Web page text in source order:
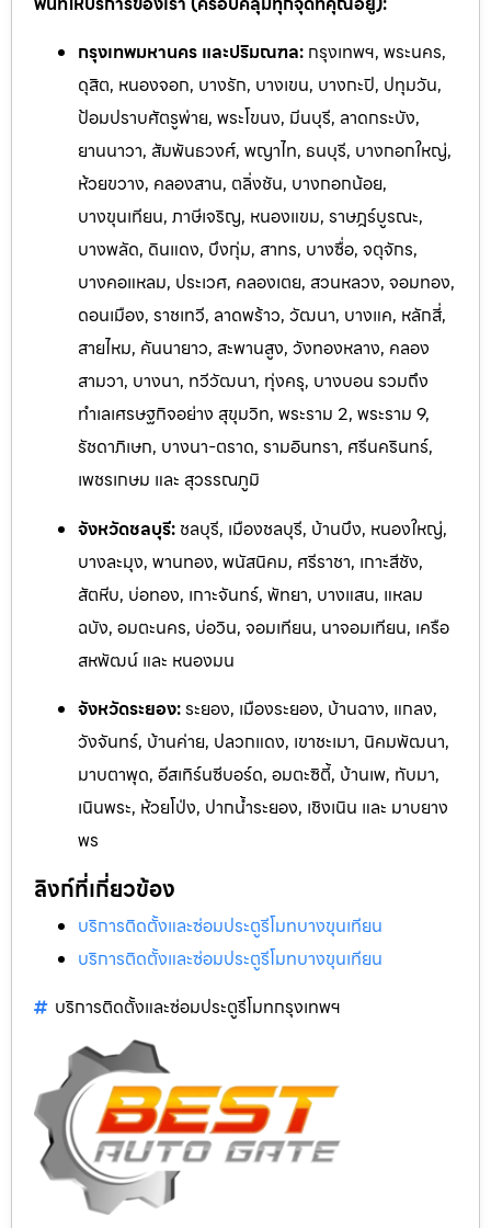
กรุงเทพมหานคร และปริมณฑล: กรุงเทพฯ, พระนคร,
ดุสิต, หนองจอก, บางรัก, บางเขน, บางกะปิ, ปทุมวัน,
ป้อมปราบศัตรูพ่าย, พระโขนง, มีนบุรี, ลาดกระบัง,
ยานนาวา, สัมพันธวงศ์, พญาไท, ธนบุรี, บางกอกใหญ่,
ห้วยขวาง, คลองสาน, ตลิ่งชัน, บางกอกน้อย,
บางขุนเทียน, ภาษีเจริญ, หนองแขม, ราษฎร์บูรณะ,
บางพลัด, ดินแดง, บึงกุ่ม, สาทร, บางซื่อ, จตุจักร,
บางคอแหลม, ประเวศ, คลองเตย, สวนหลวง, จอมทอง,
ดอนเมือง, ราชเทวี, ลาดพร้าว, วัฒนา, บางแค, หลักสี่,
สายไหม, คันนายาว, สะพานสูง, วังทองหลาง, คลอง
สามวา, บางนา, ทวีวัฒนา, ทุ่งครุ, บางบอน รวมถึง
ทำเลเศรษฐกิจอย่าง สุขุมวิท, พระราม 2, พระราม 9,
รัชดาภิเษก, บางนา-ตราด, รามอินทรา, ศรีนครินทร์,
เพชรเกษม และ สุวรรณภูมิ
จังหวัดชลบุรี: ชลบุรี, เมืองชลบุรี, บ้านบึง, หนองใหญ่,
บางละมุง, พานทอง, พนัสนิคม, ศรีราชา, เกาะสีชัง,
สัตหีบ, บ่อทอง, เกาะจันทร์, พัทยา, บางแสน, แหลม
ฉบัง, อมตะนคร, บ่อวิน, จอมเทียน, นาจอมเทียน, เครือ
สหพัฒน์ และ หนองมน
จังหวัดระยอง:ระยอง, เมืองระยอง, บ้านฉาง, แกลง,
วังจันทร์, บ้านค่าย, ปลวกแดง, เขาชะเมา, นิคมพัฒนา,
มาบตาพุด, อีสเทิร์นซีบอร์ด, อมตะซิตี้, บ้านเพ, ทับมา,
เนินพระ, ห้วยโป่ง, ปากน้ำระยอง, เชิงเนิน และ มาบยาง
พร
ลิงก์ที่เกี่ยวข้อง
บริการติดตั้งและซ่อมประตูรีโมทบางขุนเทียน
บริการติดตั้งและซ่อมประตูรีโมทบางขุนเทียน
บริการติดตั้งและซ่อมประตูรีโมทกรุงเทพฯ